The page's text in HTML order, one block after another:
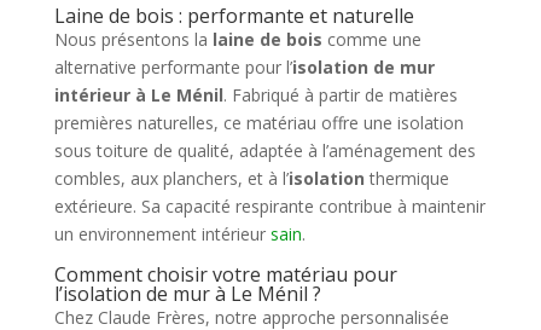
Laine de bois : performante et naturelle
Nous présentons la laine de bois comme une
alternative performante pour l’isolation de mur
intérieur à Le Ménil. Fabriqué à partir de matières
premières naturelles, ce matériau offre une isolation
sous toiture de qualité, adaptée à l’aménagement des
combles, aux planchers, et à l’isolation thermique
extérieure. Sa capacité respirante contribue à maintenir
un environnement intérieur sain.
Comment choisir votre matériau pour
l’isolation de mur à Le Ménil ?
Chez Claude Frères, notre approche personnalisée